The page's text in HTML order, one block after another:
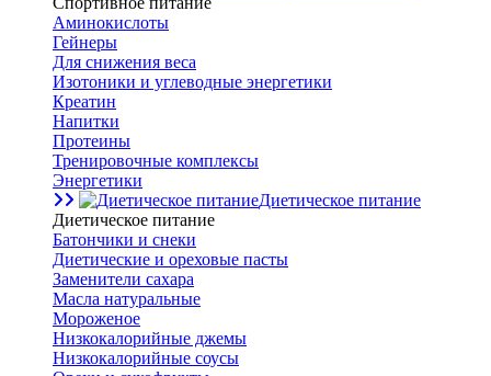
Аминокислоты
Гейнеры
Для снижения веса
Изотоники и углеводные энергетики
Креатин
Напитки
Протеины
Тренировочные комплексы
Энергетики
Диетическое питание
Диетическое питание
Батончики и снеки
Диетические и ореховые пасты
Заменители сахара
Масла натуральные
Мороженое
Низкокалорийные джемы
Низкокалорийные соусы